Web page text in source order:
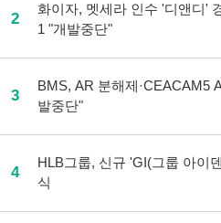
2
화이자, 멧세라 인수 '디앤디'
1 "개발중단"
3
BMS, AR 분해제·CEACAM5
발중단"
4
HLB그룹, 신규 'GI(그룹 아이
식